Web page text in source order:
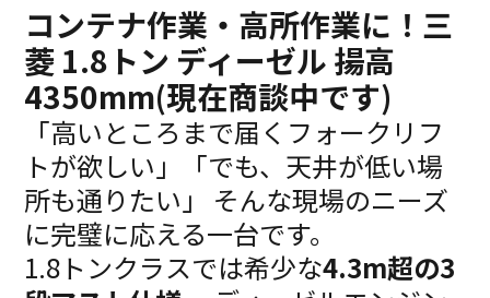
コンテナ作業・高所作業に！三
菱 1.8トン ディーゼル 揚高
4350mm(現在商談中です)
「高いところまで届くフォークリフ
トが欲しい」「でも、天井が低い場
所も通りたい」 そんな現場のニーズ
に完璧に応える一台です。
1.8トンクラスでは希少な4.3m超の3